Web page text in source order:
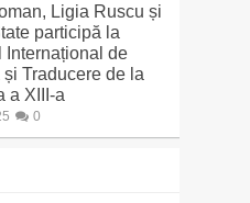
Ligia Ruscu și
participă la
Internațional de
și Traducere de la
a XIII-a
0